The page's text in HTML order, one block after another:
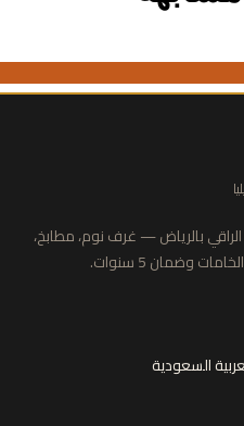
بالرياض — غرف نوم، مطابخ،
وضمان 5 سنوات.
السعودية